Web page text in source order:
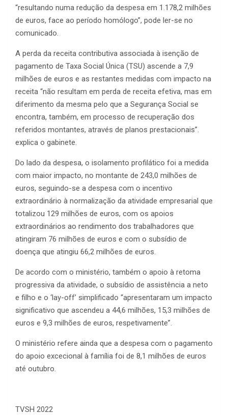
“resultando numa redução da despesa em 1.178,2 milhões
de euros, face ao período homólogo”, pode ler-se no
comunicado.
A perda da receita contributiva associada à isenção de
pagamento de Taxa Social Única (TSU) ascende a 7,9
milhões de euros e as restantes medidas com impacto na
receita “não resultam em perda de receita efetiva, mas em
diferimento da mesma pelo que a Segurança Social se
encontra, também, em processo de recuperação dos
referidos montantes, através de planos prestacionais”.
explica o gabinete.
Do lado da despesa, o isolamento profilático foi a medida
com maior impacto, no montante de 243,0 milhões de
euros, seguindo-se a despesa com o incentivo
extraordinário à normalização da atividade empresarial que
totalizou 129 milhões de euros, com os apoios
extraordinários ao rendimento dos trabalhadores que
atingiram 76 milhões de euros e com o subsídio de
doença que atingiu 66,2 milhões de euros.
De acordo com o ministério, também o apoio à retoma
progressiva da atividade, o subsídio de assistência a neto
e filho e o ‘lay-off’ simplificado “apresentaram um impacto
significativo que ascendeu a 44,6 milhões, 15,3 milhões de
euros e 9,3 milhões de euros, respetivamente”.
O ministério refere ainda que a despesa com o pagamento
do apoio excecional à família foi de 8,1 milhões de euros
até outubro.
TVSH 2022